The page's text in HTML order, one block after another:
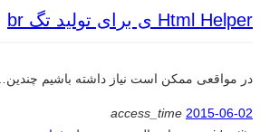
Html Helper ی برای تولید تگ br
در مواقعی ممکن است نیاز داشته باشیم چندین…
access_time 2015-06-02